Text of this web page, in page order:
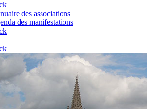
des associations
des manifestations